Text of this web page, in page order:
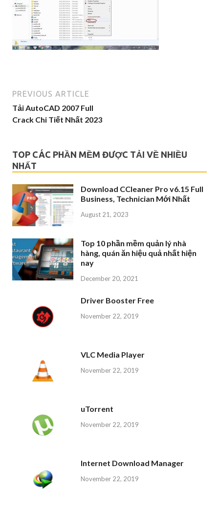
PREVIOUS ARTICLE
Tải AutoCAD 2007 Full
Crack Chi Tiết Nhất 2023
TOP CÁC PHẦN MỀM ĐƯỢC TẢI VỀ NHIỀU
NHẤT
Download CCleaner Pro v6.15 Full
Business, Technician Mới Nhất
August 21, 2023
Top 10 phần mềm quản lý nhà
hàng, quán ăn hiệu quả nhất hiện
nay
December 20, 2021
Driver Booster Free
November 22, 2019
VLC Media Player
November 22, 2019
uTorrent
November 22, 2019
Internet Download Manager
November 22, 2019